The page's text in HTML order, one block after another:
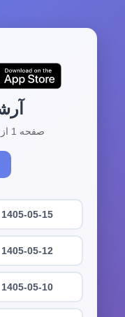
صفحه 1 از 343 | مجموع 3424 آرشیو
1405-05-15
1405-05-12
1405-05-10